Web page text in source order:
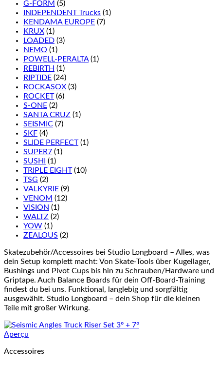
G-FORM (5)
INDEPENDENT Trucks (1)
KENDAMA EUROPE (7)
KRUX (1)
LOADED (3)
NEMO (1)
POWELL-PERALTA (1)
REBIRTH (1)
RIPTIDE (24)
ROCKASOX (3)
ROCKET (6)
S-ONE (2)
SANTA CRUZ (1)
SEISMIC (7)
SKF (4)
SLIDE PERFECT (1)
SUPER7 (1)
SUSHI
(1)
TRIPLE EIGHT (10)
TSG (2)
VALKYRIE (9)
VENOM (12)
VISION (1)
WALTZ (2)
YOW (1)
ZEALOUS (2)
Skatezubehör/Accessoires bei Studio Longboard – Alles, was
dein Setup komplett macht: Von Skate-Tools über Kugellager,
Bushings und Pivot Cups bis hin zu Schrauben/Hardware und
Griptape. Auch Balance Boards für dein Off-Board-Training
findest du bei uns. Funktional, langlebig und sorgfältig
ausgewählt. Studio Longboard – dein Shop für die kleinen
Teile mit großer Wirkung.
Aperçu
Accessoires